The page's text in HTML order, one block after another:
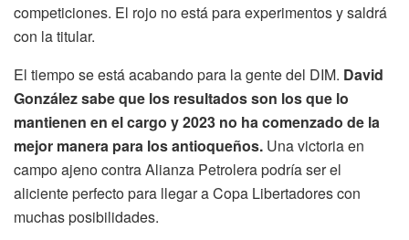
competiciones. El rojo no está para experimentos y saldrá
con la titular.
El tiempo se está acabando para la gente del DIM. David
González sabe que los resultados son los que lo
mantienen en el cargo y 2023 no ha comenzado de la
mejor manera para los antioqueños. Una victoria en
campo ajeno contra Alianza Petrolera podría ser el
aliciente perfecto para llegar a Copa Libertadores con
muchas posibilidades.